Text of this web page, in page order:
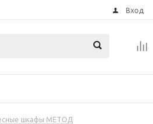
Вход
шкафы МЕТОД